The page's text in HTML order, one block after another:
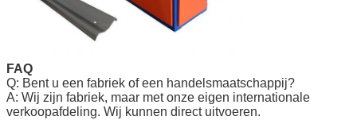
FAQ
Q: Bent u een fabriek of een handelsmaatschappij?
A: Wij zijn fabriek, maar met onze eigen internationale
verkoopafdeling. Wij kunnen direct uitvoeren.